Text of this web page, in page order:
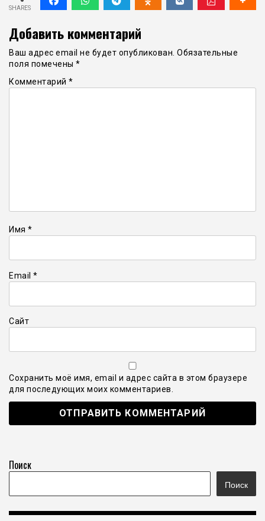
SHARES
Добавить комментарий
Ваш адрес email не будет опубликован. Обязательные
поля помечены *
Комментарий *
Имя *
Email *
Сайт
Сохранить моё имя, email и адрес сайта в этом браузере
для последующих моих комментариев.
Поиск
Поиск